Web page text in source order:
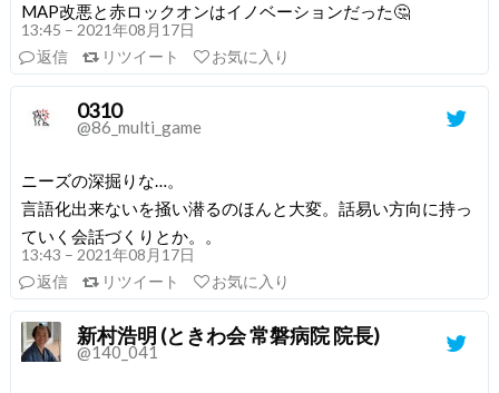
MAP改悪と赤ロックオンはイノベーションだった🤔
13:45 – 2021年08月17日
返信
リツイート お気に入り
0310
@86_multi_game
ニーズの深掘りな…。
言語化出来ないを掻い潜るのほんと大変。話易い方向に持っ
ていく会話づくりとか。。
13:43 – 2021年08月17日
返信
リツイート お気に入り
新村浩明 (ときわ会 常磐病院 院長)
@140_041